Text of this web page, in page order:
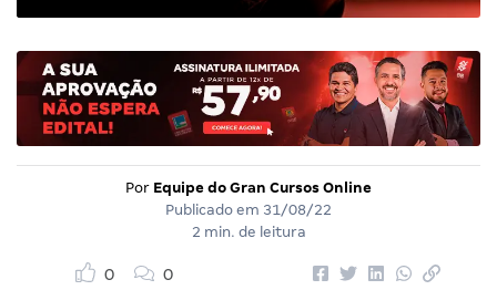
Por Equipe do Gran Cursos Online
Publicado em 31/08/22
2 min. de leitura
0 0